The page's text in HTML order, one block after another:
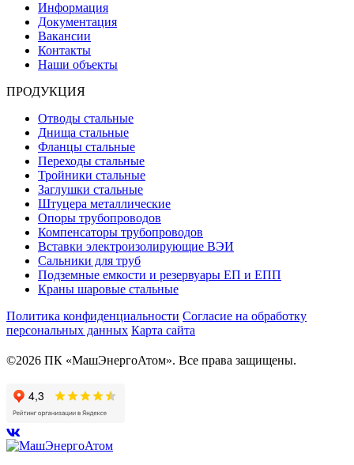
Информация
Документация
Вакансии
Контакты
Наши объекты
ПРОДУКЦИЯ
Отводы стальные
Днища стальные
Фланцы стальные
Переходы стальные
Тройники стальные
Заглушки стальные
Штуцера металлические
Опоры трубопроводов
Компенсаторы трубопроводов
Вставки электроизолирующие ВЭИ
Сальники для труб
Подземные емкости и резервуары ЕП и ЕПП
Краны шаровые стальные
Политика конфиденциальности Согласие на обработку
персональных данных Карта сайта
©2026 ПК «МашЭнергоАтом». Все права защищены.